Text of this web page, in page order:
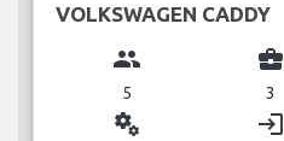
VOLKSWAGEN CADDY
group
5
business_center
3
miscellaneous_services login